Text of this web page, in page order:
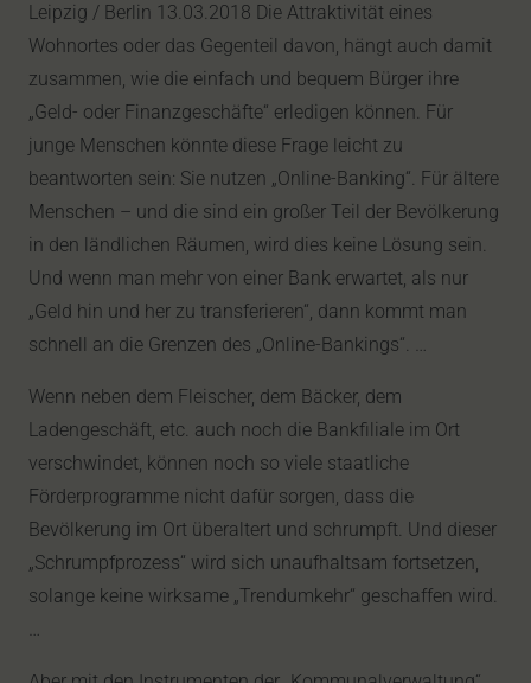
Leipzig / Berlin 13.03.2018 Die Attraktivität eines
Wohnortes oder das Gegenteil davon, hängt auch damit
zusammen, wie die einfach und bequem Bürger ihre
„Geld- oder Finanzgeschäfte“ erledigen können. Für
junge Menschen könnte diese Frage leicht zu
beantworten sein: Sie nutzen „Online-Banking“. Für ältere
Menschen – und die sind ein großer Teil der Bevölkerung
in den ländlichen Räumen, wird dies keine Lösung sein.
Und wenn man mehr von einer Bank erwartet, als nur
„Geld hin und her zu transferieren“, dann kommt man
schnell an die Grenzen des „Online-Bankings“. …
Wenn neben dem Fleischer, dem Bäcker, dem
Ladengeschäft, etc. auch noch die Bankfiliale im Ort
verschwindet, können noch so viele staatliche
Förderprogramme nicht dafür sorgen, dass die
Bevölkerung im Ort überaltert und schrumpft. Und dieser
„Schrumpfprozess“ wird sich unaufhaltsam fortsetzen,
solange keine wirksame „Trendumkehr“ geschaffen wird.
…